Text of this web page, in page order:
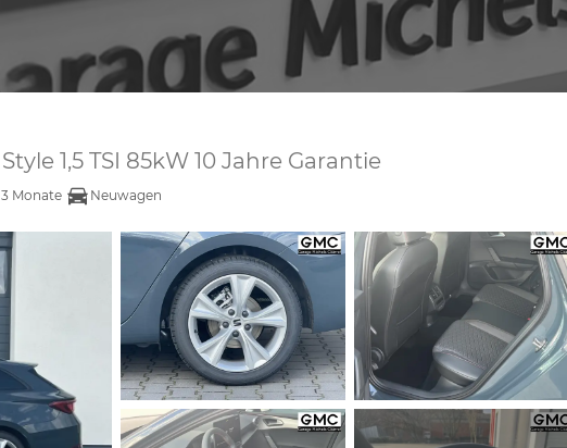
Style 1,5 TSI 85kW 10 Jahre Garantie
3 Monate Neuwagen